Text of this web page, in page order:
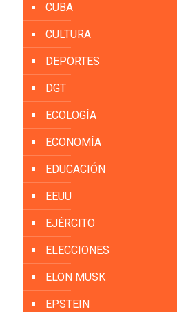
CUBA
CULTURA
DEPORTES
DGT
ECOLOGÍA
ECONOMÍA
EDUCACIÓN
EEUU
EJÉRCITO
ELECCIONES
ELON MUSK
EPSTEIN